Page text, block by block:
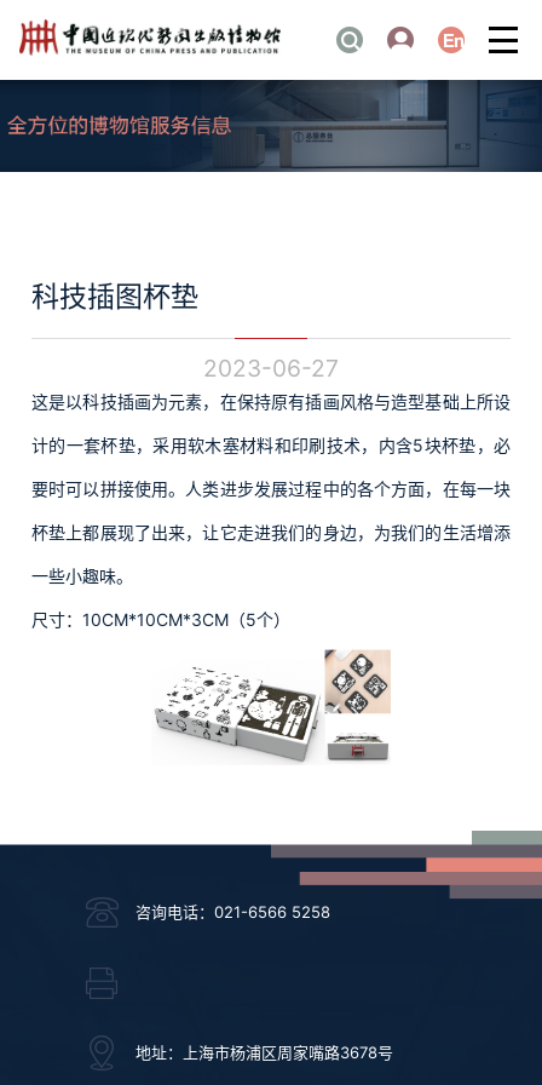
科技插图杯垫
2023-06-27
这是以科技插画为元素，在保持原有插画风格与造型基础上所设
计的一套杯垫，采用软木塞材料和印刷技术，内含5块杯垫，必
要时可以拼接使用。人类进步发展过程中的各个方面，在每一块
杯垫上都展现了出来，让它走进我们的身边，为我们的生活增添
一些小趣味。
尺寸： 10CM*10CM*3CM （5个）
咨询电话：021-6566 5258
地址：上海市杨浦区周家嘴路3678号